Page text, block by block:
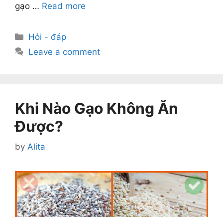
gạo … Read more
Categories
Hỏi - đáp
Leave a comment
Khi Nào Gạo Không Ăn
Được?
by Alita